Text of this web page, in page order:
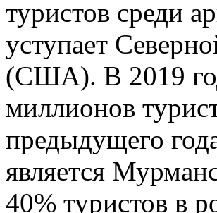
туристов среди
уступает
(США). В 2019
миллионов
предыдущего
является
40% туристов в